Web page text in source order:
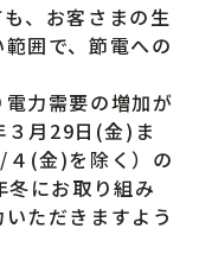
、お客さまの生
囲で、節電への
力需要の増加が
３月29日(金)ま
(金)を除く）の
にお取り組み
ただきますよう